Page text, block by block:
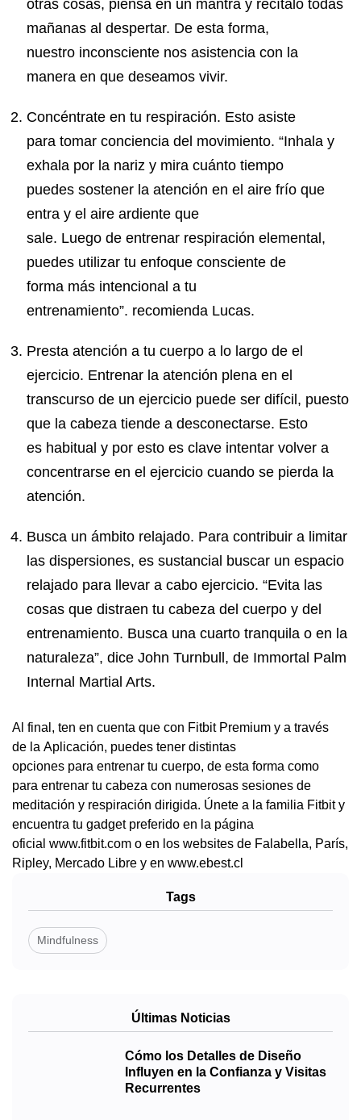
otras cosas, piensa en un mantra y recítalo todas
mañanas al despertar. De esta forma,
nuestro inconsciente nos asistencia con la
manera en que deseamos vivir.
Concéntrate en tu respiración. Esto asiste
para tomar conciencia del movimiento. “Inhala y
exhala por la nariz y mira cuánto tiempo
puedes sostener la atención en el aire frío que
entra y el aire ardiente que
sale. Luego de entrenar respiración elemental,
puedes utilizar tu enfoque consciente de
forma más intencional a tu
entrenamiento”. recomienda Lucas.
Presta atención a tu cuerpo a lo largo de el
ejercicio. Entrenar la atención plena en el
transcurso de un ejercicio puede ser difícil, puesto
que la cabeza tiende a desconectarse. Esto
es habitual y por esto es clave intentar volver a
concentrarse en el ejercicio cuando se pierda la
atención.
Busca un ámbito relajado. Para contribuir a limitar
las dispersiones, es sustancial buscar un espacio
relajado para llevar a cabo ejercicio. “Evita las
cosas que distraen tu cabeza del cuerpo y del
entrenamiento. Busca una cuarto tranquila o en la
naturaleza”, dice John Turnbull, de Immortal Palm
Internal Martial Arts.
Al final, ten en cuenta que con Fitbit Premium y a través
de la Aplicación, puedes tener distintas
opciones para entrenar tu cuerpo, de esta forma como
para entrenar tu cabeza con numerosas sesiones de
meditación y respiración dirigida. Únete a la familia Fitbit y
encuentra tu gadget preferido en la página
oficial www.fitbit.com o en los websites de Falabella, París,
Ripley, Mercado Libre y en www.ebest.cl
Tags
Mindfulness
Últimas Noticias
Cómo los Detalles de Diseño
Influyen en la Confianza y Visitas
Recurrentes